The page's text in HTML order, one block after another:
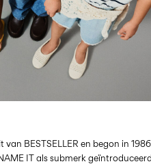
BESTSELLER en begon in 1986
IT als submerk geïntroduceerd